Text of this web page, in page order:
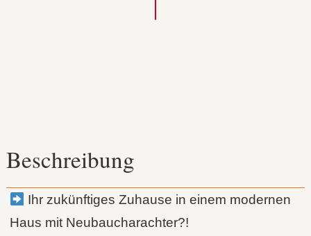
Beschreibung
Ihr zukünftiges Zuhause in einem modernen
Haus mit Neubaucharachter?!